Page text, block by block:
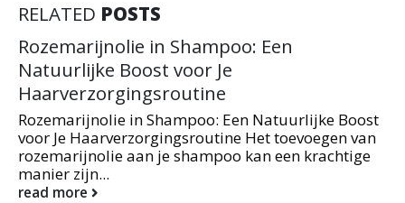
RELATED POSTS
Rozemarijnolie in Shampoo: Een
Natuurlijke Boost voor Je
Haarverzorgingsroutine
Rozemarijnolie in Shampoo: Een Natuurlijke Boost
voor Je Haarverzorgingsroutine Het toevoegen van
rozemarijnolie aan je shampoo kan een krachtige
manier zijn...
read more